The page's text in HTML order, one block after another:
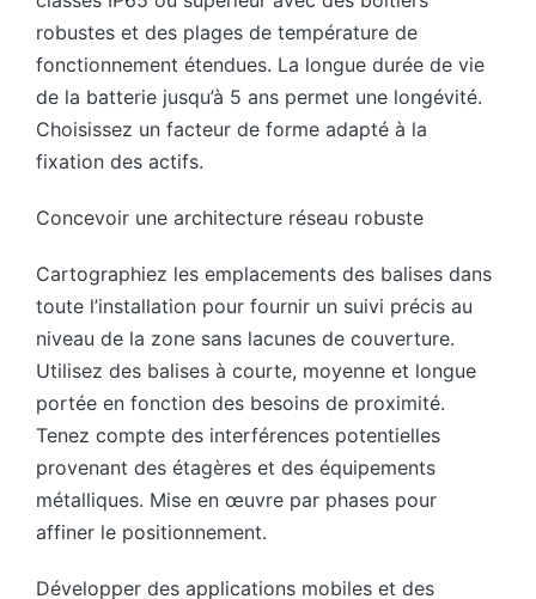
robustes et des plages de température de
fonctionnement étendues. La longue durée de vie
de la batterie jusqu’à 5 ans permet une longévité.
Choisissez un facteur de forme adapté à la
fixation des actifs.
Concevoir une architecture réseau robuste
Cartographiez les emplacements des balises dans
toute l’installation pour fournir un suivi précis au
niveau de la zone sans lacunes de couverture.
Utilisez des balises à courte, moyenne et longue
portée en fonction des besoins de proximité.
Tenez compte des interférences potentielles
provenant des étagères et des équipements
métalliques. Mise en œuvre par phases pour
affiner le positionnement.
Développer des applications mobiles et des